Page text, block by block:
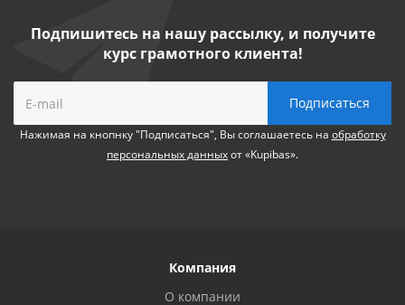
Подпишитесь на нашу рассылку, и получите
курс грамотного клиента!
Нажимая на кнопнку "Подписаться", Вы соглашаетесь на обработку
персональных данныхот «Kupibas».
Компания
О компании